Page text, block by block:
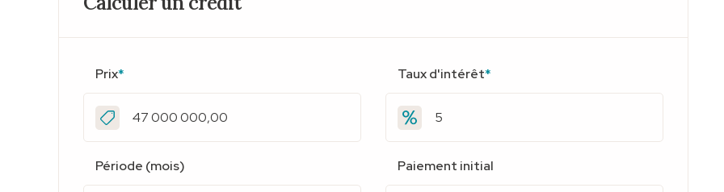
Prix* Taux d'intérêt*
Période (mois) Paiement initial